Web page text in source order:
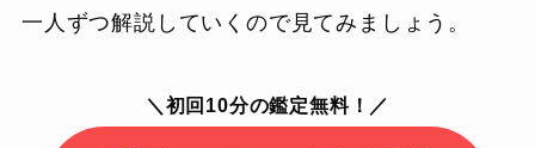
一人ずつ解説していくので見てみましょう。
＼初回10分の鑑定無料！／